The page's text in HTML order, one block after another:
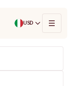
USD